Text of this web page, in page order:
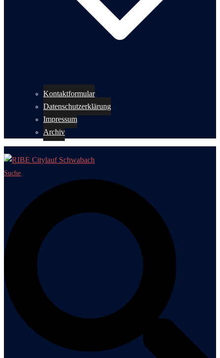
Kontaktformular
Datenschutzerklärung
Impressum
Archiv
Suche